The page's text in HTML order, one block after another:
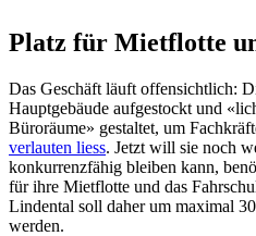
Platz für Mietflotte
Das Geschäft läuft offensichtlich:
Hauptgebäude aufgestockt und
Büroräume» gestaltet, um
verlauten liess. Jetzt will sie noch
konkurrenzfähig bleiben kann,
für ihre Mietflotte und das
Lindental soll daher um maximal
werden.